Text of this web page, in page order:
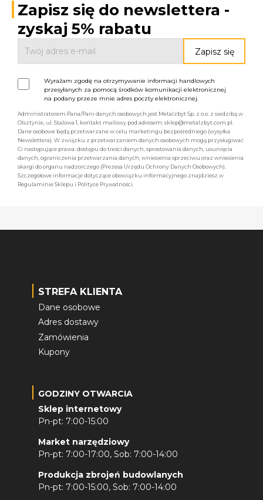
Zapisz się do newslettera -
zyskaj 5% rabatu
Wyrażam zgodę na otrzymywanie informacji handlowych
przesyłanych za pomocą środków komunikacji elektronicznej
na podany przeze mnie adres poczty elektronicznej.
Administratorem Pana/Pani danych osobowych jest Metalzbyt Sp. z o.o. z siedzibą w
Olsztynie, ul. Stalowa 1, kontakt mailowy pod adresem: sklep@metalzbyt.com.pl.
Dane osobowe będą przetwarzane w celu marketingu bezpośredniego (wysyłka
Newslettera). W związku z przetwarzaniem danych osobowych mogą przysługiwać
Ci następujące prawa: dostępu do treści danych, sprostowania danych, usunięcia
danych, ograniczenia przetwarzania danych, wniesienia sprzeciwu oraz wniesienia
skargi do organu nadzorczego (Prezesa Urzędu Ochrony Danych Osobowych).
Szczegółowe informacje dotyczące obowiązku informacyjnego znajdziesz w
Regulaminie Sklepu i Polityce Prywatności.
STREFA KLIENTA
Dane osobowe
Adres dostawy
Zamówienia
Kupony
GODZINY OTWARCIA
Sklep internetowy
Pn-pt: 7:00-15:00
Market narzędziowy
Pn-pt: 7:00-17:00, Sob: 7:00-14:00
Produkcja zbrojeń budowlanych
Pn-pt: 7:00-15:00, Sob: 7:00-14:00